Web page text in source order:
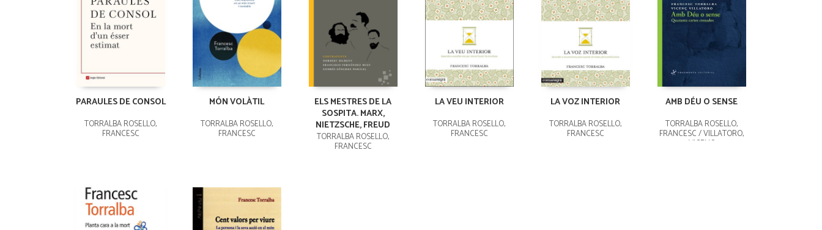
PARAULES DE CONSOL
TORRALBA ROSELLÓ,
FRANCESC
MÓN VOLÀTIL
TORRALBA ROSELLÓ,
FRANCESC
ELS MESTRES DE LA
SOSPITA. MARX,
NIETZSCHE, FREUD
TORRALBA ROSELLÓ,
FRANCESC
LA VEU INTERIOR
TORRALBA ROSELLÓ,
FRANCESC
LA VOZ INTERIOR
TORRALBA ROSELLÓ,
FRANCESC
AMB DÉU O SENSE
TORRALBA ROSELLÓ,
FRANCESC / VILLATORO,
VICENÇ